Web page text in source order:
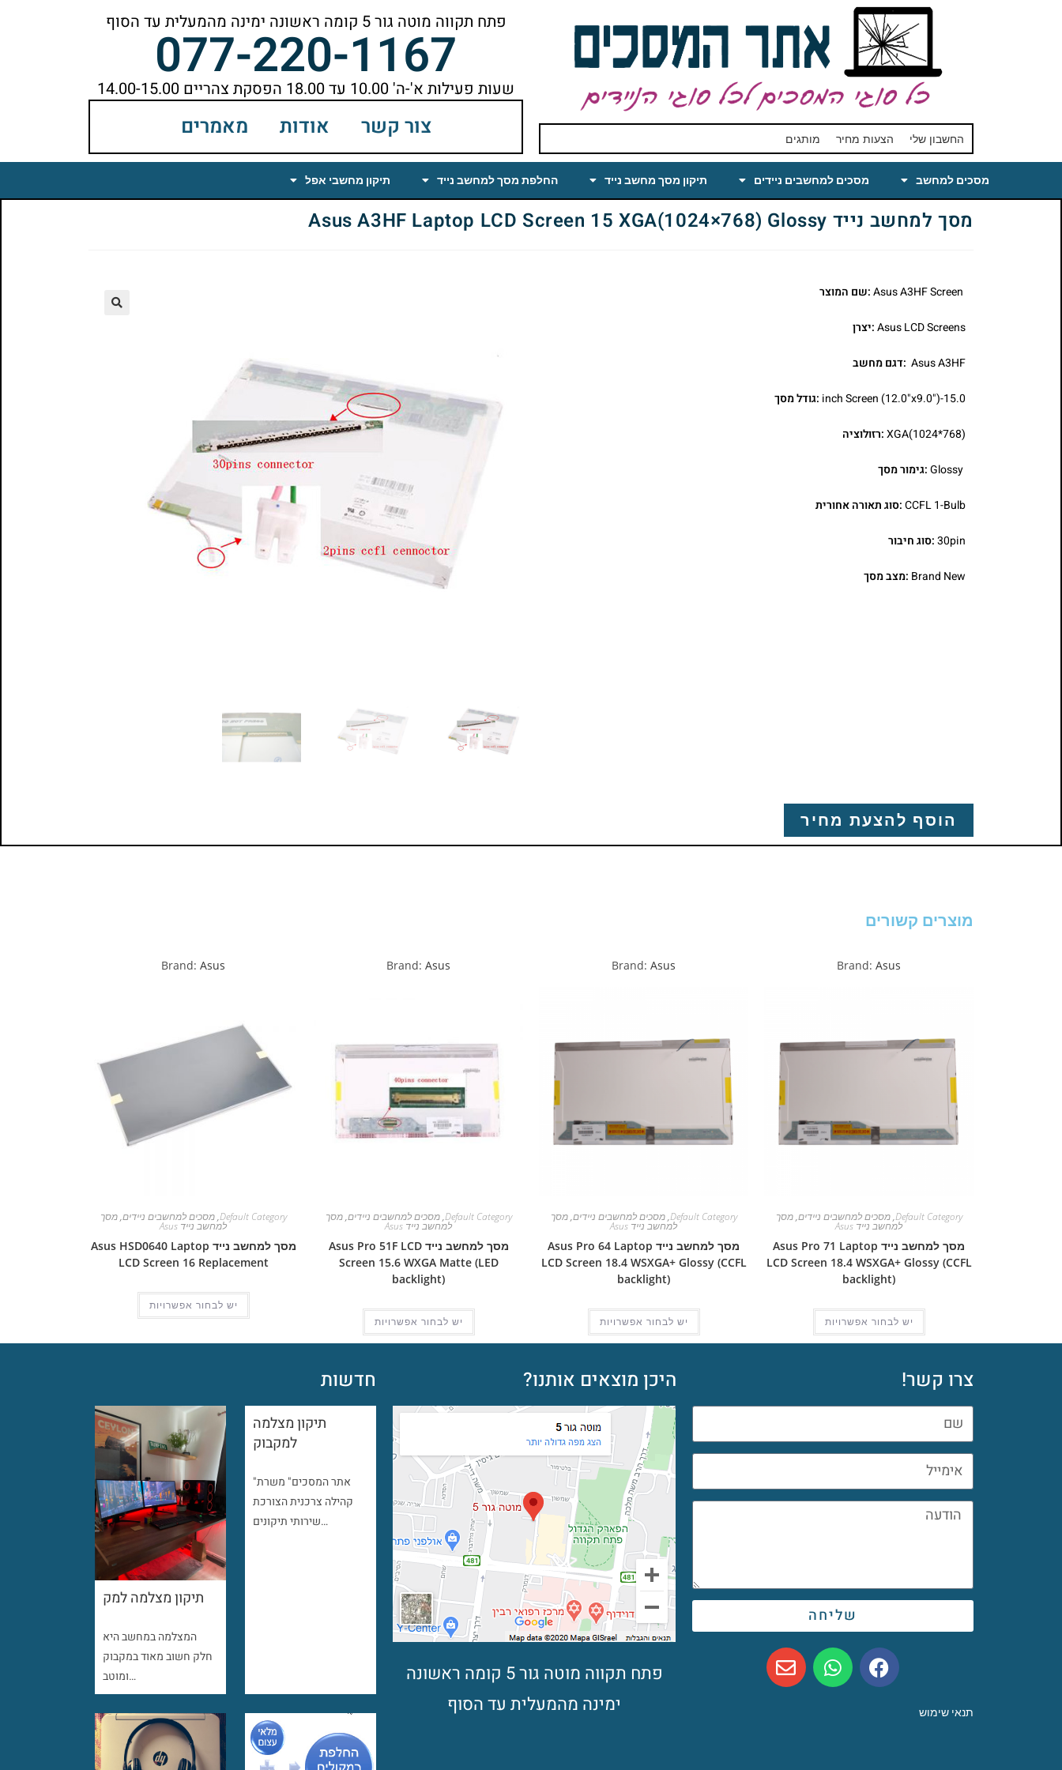
החשבון שלי הצעות מחיר מותגים
פתח תקווה מוטה גור 5 קומה ראשונה ימינה מהמעלית עד הסוף
077-220-1167שעות פעילות א'-ה' 10.00 עד 18.00 הפסקת צהריים 14.00-15.00
צור קשר אודות מאמרים
מסכים למחשב מסכים למחשבים ניידים תיקון מסך מחשב נייד החלפת מסך למחשב נייד תיקון מחשבי אפל
מסך למחשב נייד Asus A3HF Laptop LCD Screen 15 XGA(1024×768) Glossy
:שם המוצר
Asus LCD Screens:יצרן
Asus A3HF :דגם מחשב
15.0-inch Screen (12.0"x9.0") :גודל מסך
XGA(1024*768):רזולוציה
Glossy:גימור מסך
CCFL 1-Bulb:סוג תאורה אחורית
30pin:סוג חיבור
Brand New :מצב מסך
הוסף להצעת מחיר
מוצרים קשורים
Brand: Asus
Default Category
,מסכים למחשבים ניידים,מסך
למחשב נייד Asus
מסך למחשב נייד Asus Pro 71 Laptop
LCD Screen 18.4 WSXGA+ Glossy (CCFL
backlight)
יש לבחור אפשרויות
Brand: Asus
Default Category
,מסכים למחשבים ניידים,מסך
למחשב נייד Asus
מסך למחשב נייד Asus Pro 64 Laptop
LCD Screen 18.4 WSXGA+ Glossy (CCFL
backlight)
יש לבחור אפשרויות
Brand: Asus
Default Category
,מסכים למחשבים ניידים,מסך
למחשב נייד Asus
מסך למחשב נייד Asus Pro 51F LCD
Screen 15.6 WXGA Matte (LED
backlight)
יש לבחור אפשרויות
Brand: Asus
Default Category
,מסכים למחשבים ניידים,מסך
למחשב נייד Asus
מסך למחשב נייד Asus HSD0640 Laptop
LCD Screen 16 Replacement
יש לבחור אפשרויות
צרו קשר!
שליחה
תנאי שימוש
היכן מוצאים אותנו?
פתח תקווה מוטה גור 5 קומה ראשונה
ימינה מהמעלית עד הסוף
חדשות
תיקון מצלמה למק
המצלמה במחשב היא
חלק חשוב מאוד במקבוק
ומוטב…
תיקון מצלמה
למקבוק
"אתר המסכים" משרת
קהילה צרכנית הצורכת
שירותי תיקונים…